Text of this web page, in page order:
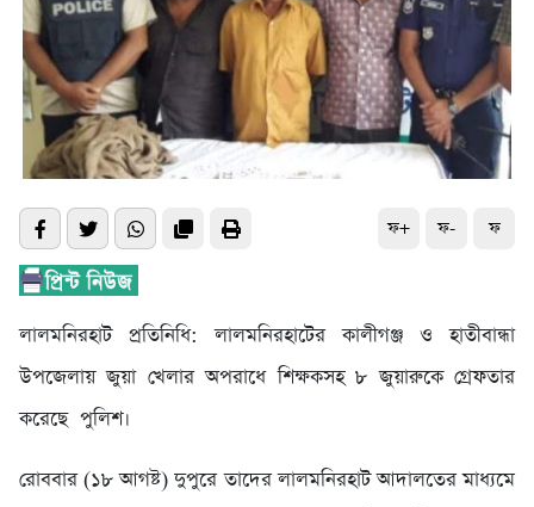
ফ+ ফ- ফ
লালমনিরহাট প্রতিনিধি: লালমনিরহাটের কালীগঞ্জ ও হাতীবান্ধা
উপজেলায় জুয়া খেলার অপরাধে শিক্ষকসহ ৮ জুয়ারুকে গ্রেফতার
করেছে পুলিশ।
রোববার (১৮ আগষ্ট) দুপুরে তাদের লালমনিরহাট আদালতের মাধ্যমে